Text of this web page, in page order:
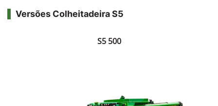
Versões Colheitadeira S5
S5 500